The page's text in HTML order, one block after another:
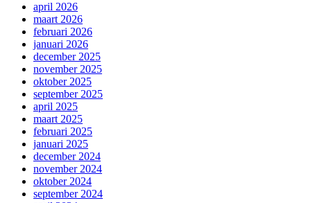
april 2026
maart 2026
februari 2026
januari 2026
december 2025
november 2025
oktober 2025
september 2025
april 2025
maart 2025
februari 2025
januari 2025
december 2024
november 2024
oktober 2024
september 2024